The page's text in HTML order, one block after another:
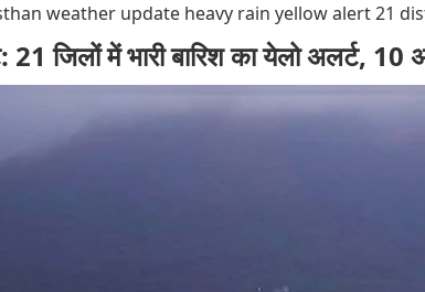
weather update heavy rain yellow alert 21
जिलों में भारी बारिश का येलो अलर्ट,